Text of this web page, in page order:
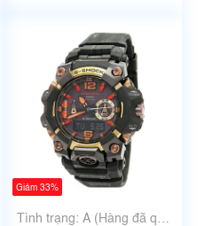
Giảm 33%
Tình trạng: A (Hàng đã qua